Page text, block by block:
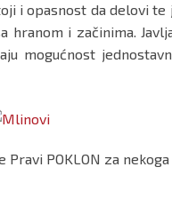
i opasnost da delovi
i začinima.
mogućnost
Pravi POKLON za